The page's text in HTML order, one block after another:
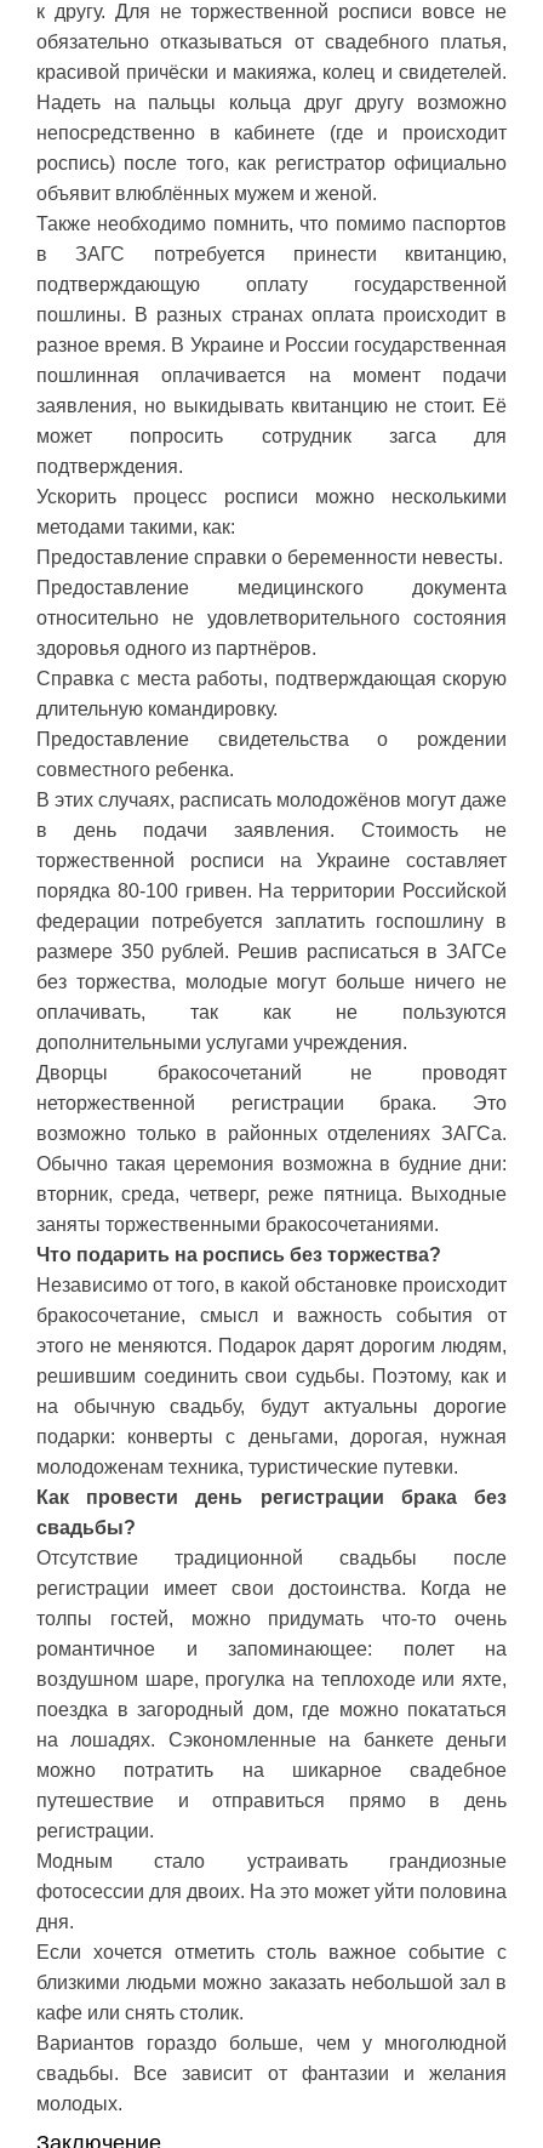
к другу. Для не торжественной росписи вовсе не
обязательно отказываться от свадебного платья,
красивой причёски и макияжа, колец и свидетелей.
Надеть на пальцы кольца друг другу возможно
непосредственно в кабинете (где и происходит
роспись) после того, как регистратор официально
объявит влюблённых мужем и женой.
Также необходимо помнить, что помимо паспортов
в ЗАГС потребуется принести квитанцию,
подтверждающую оплату государственной
пошлины. В разных странах оплата происходит в
разное время. В Украине и России государственная
пошлинная оплачивается на момент подачи
заявления, но выкидывать квитанцию не стоит. Её
может попросить сотрудник загса для
подтверждения.
Ускорить процесс росписи можно несколькими
методами такими, как:
Предоставление справки о беременности невесты.
Предоставление медицинского документа
относительно не удовлетворительного состояния
здоровья одного из партнёров.
Справка с места работы, подтверждающая скорую
длительную командировку.
Предоставление свидетельства о рождении
совместного ребенка.
В этих случаях, расписать молодожёнов могут даже
в день подачи заявления. Стоимость не
торжественной росписи на Украине составляет
порядка 80-100 гривен. На территории Российской
федерации потребуется заплатить госпошлину в
размере 350 рублей. Решив расписаться в ЗАГСе
без торжества, молодые могут больше ничего не
оплачивать, так как не пользуются
дополнительными услугами учреждения.
Дворцы бракосочетаний не проводят
неторжественной регистрации брака. Это
возможно только в районных отделениях ЗАГСа.
Обычно такая церемония возможна в будние дни:
вторник, среда, четверг, реже пятница. Выходные
заняты торжественными бракосочетаниями.
Что подарить на роспись без торжества?
Независимо от того, в какой обстановке происходит
бракосочетание, смысл и важность события от
этого не меняются. Подарок дарят дорогим людям,
решившим соединить свои судьбы. Поэтому, как и
на обычную свадьбу, будут актуальны дорогие
подарки: конверты с деньгами, дорогая, нужная
молодоженам техника, туристические путевки.
Как провести день регистрации брака без
свадьбы?
Отсутствие традиционной свадьбы после
регистрации имеет свои достоинства. Когда не
толпы гостей, можно придумать что-то очень
романтичное и запоминающее: полет на
воздушном шаре, прогулка на теплоходе или яхте,
поездка в загородный дом, где можно покататься
на лошадях. Сэкономленные на банкете деньги
можно потратить на шикарное свадебное
путешествие и отправиться прямо в день
регистрации.
Модным стало устраивать грандиозные
фотосессии для двоих. На это может уйти половина
дня.
Если хочется отметить столь важное событие с
близкими людьми можно заказать небольшой зал в
кафе или снять столик.
Вариантов гораздо больше, чем у многолюдной
свадьбы. Все зависит от фантазии и желания
молодых.